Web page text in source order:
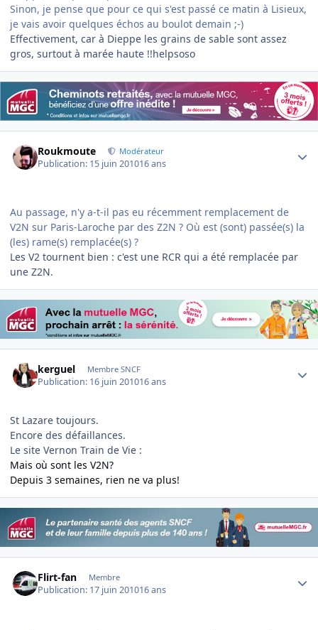
Sinon, je pense que pour ce qui s'est passé ce matin à Lisieux,
je vais avoir quelques échos au boulot demain ;-)
Effectivement, car à Dieppe les grains de sable sont assez
gros, surtout à marée haute !!helpsoso
Roukmoute Modérateur
Publication: 15 juin 201016 ans
Au passage, n'y a-t-il pas eu récemment remplacement de
V2N sur Paris-Laroche par des Z2N ? Où est (sont) passée(s) la
(les) rame(s) remplacée(s) ?
Les V2 tournent bien : c'est une RCR qui a été remplacée par
une Z2N.
kerguel Membre SNCF
Publication: 16 juin 201016 ans
St Lazare toujours.
Encore des défaillances.
Le site Vernon Train de Vie :
Mais où sont les V2N?
Depuis 3 semaines, rien ne va plus!
Flirt-fan Membre
Publication: 17 juin 201016 ans